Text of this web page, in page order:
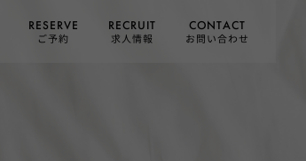
RESERVE
ご予約
RECRUIT
求人情報
CONTACT
お問い合わせ